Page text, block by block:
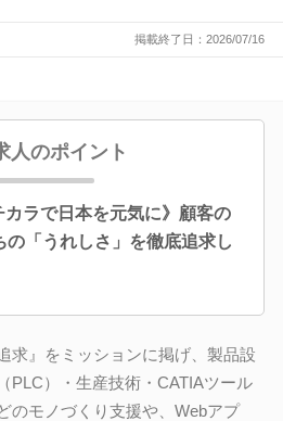
掲載終了日：2026/07/16
人のポイント
カラで日本を元気に》顧客の
の「うれしさ」を徹底追求し
求』をミッションに掲げ、製品設
PLC）・生産技術・CATIAツール
のモノづくり支援や、Webアプ